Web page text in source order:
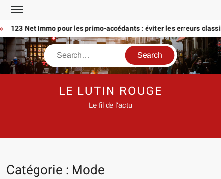
Skip
contentNet Immo pour les primo-accédants : éviter les erreurs
Search
LE LUTIN ROUGE
Le fil de l'actu
Catégorie : Mode